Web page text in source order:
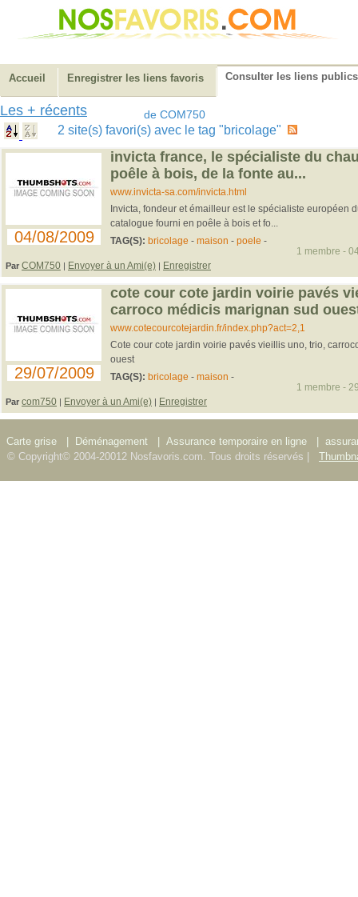
Accueil Enregistrer les liens favoris Consulter les liens publics
Les + récents de COM750
2 site(s) favori(s) avec le tag "bricolage"
04/08/2009
invicta france, le spécialiste du
poêle à bois, de la fonte au...
www.invicta-sa.com/invicta.html
Invicta, fondeur et émailleur est le spécialiste européen
catalogue fourni en poêle à bois et fo...
TAG(S): bricolage - maison - poele -
Par COM750 | Envoyer à un Ami(e) | Enregistrer
1 membre -
29/07/2009
cote cour cote jardin voirie pavés
carroco médicis marignan sud
www.cotecourcotejardin.fr/index.php?act=2,1
Cote cour cote jardin voirie pavés vieillis uno, trio,
ouest
TAG(S): bricolage - maison -
Par com750 | Envoyer à un Ami(e) | Enregistrer
1 membre -
Carte grise Déménagement Assurance temporaire en ligne
© Copyright© 2004-20012 Nosfavoris.com. Tous droits réservés |